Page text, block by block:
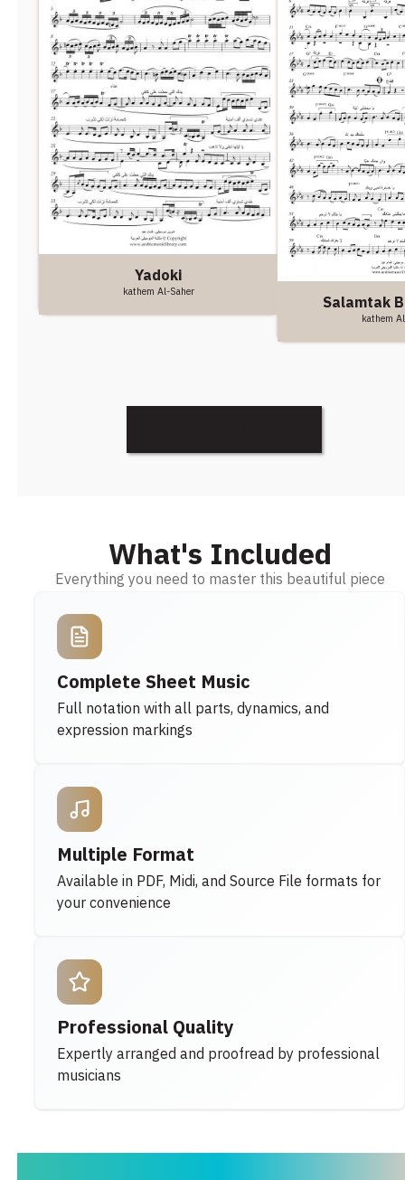
Yadoki
kathem Al-Saher
Salamtak
kathem
What's Included
Everything you need to master this beautiful piece
Complete Sheet Music
Full notation with all parts, dynamics, and
expression markings
Multiple Format
Available in PDF, Midi, and Source File formats for
your convenience
Professional Quality
Expertly arranged and proofread by professional
musicians